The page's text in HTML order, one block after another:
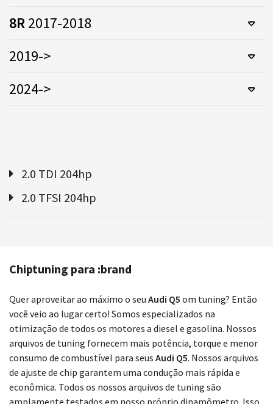
Chiptuning para :brand
Quer aproveitar ao máximo o seu Audi Q5 om tuning? Então
você veio ao lugar certo! Somos especializados na
otimização de todos os motores a diesel e gasolina. Nossos
arquivos de tuning fornecem mais potência, torque e menor
consumo de combustível para seus Audi Q5. Nossos arquivos
de ajuste de chip garantem uma condução mais rápida e
econômica. Todos os nossos arquivos de tuning são
amplamente testados em nosso próprio dinamômetro. Isso
8R2017-2018
2019->
2024->
2.0 TDI 204hp
2.0 TFSI 204hp